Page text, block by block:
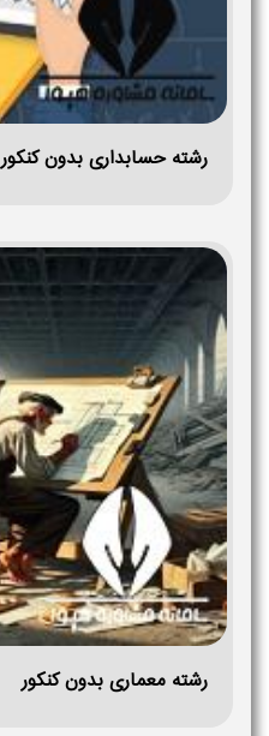
رشته حسابداری بدون کنکور
رشته معماری بدون کنکور